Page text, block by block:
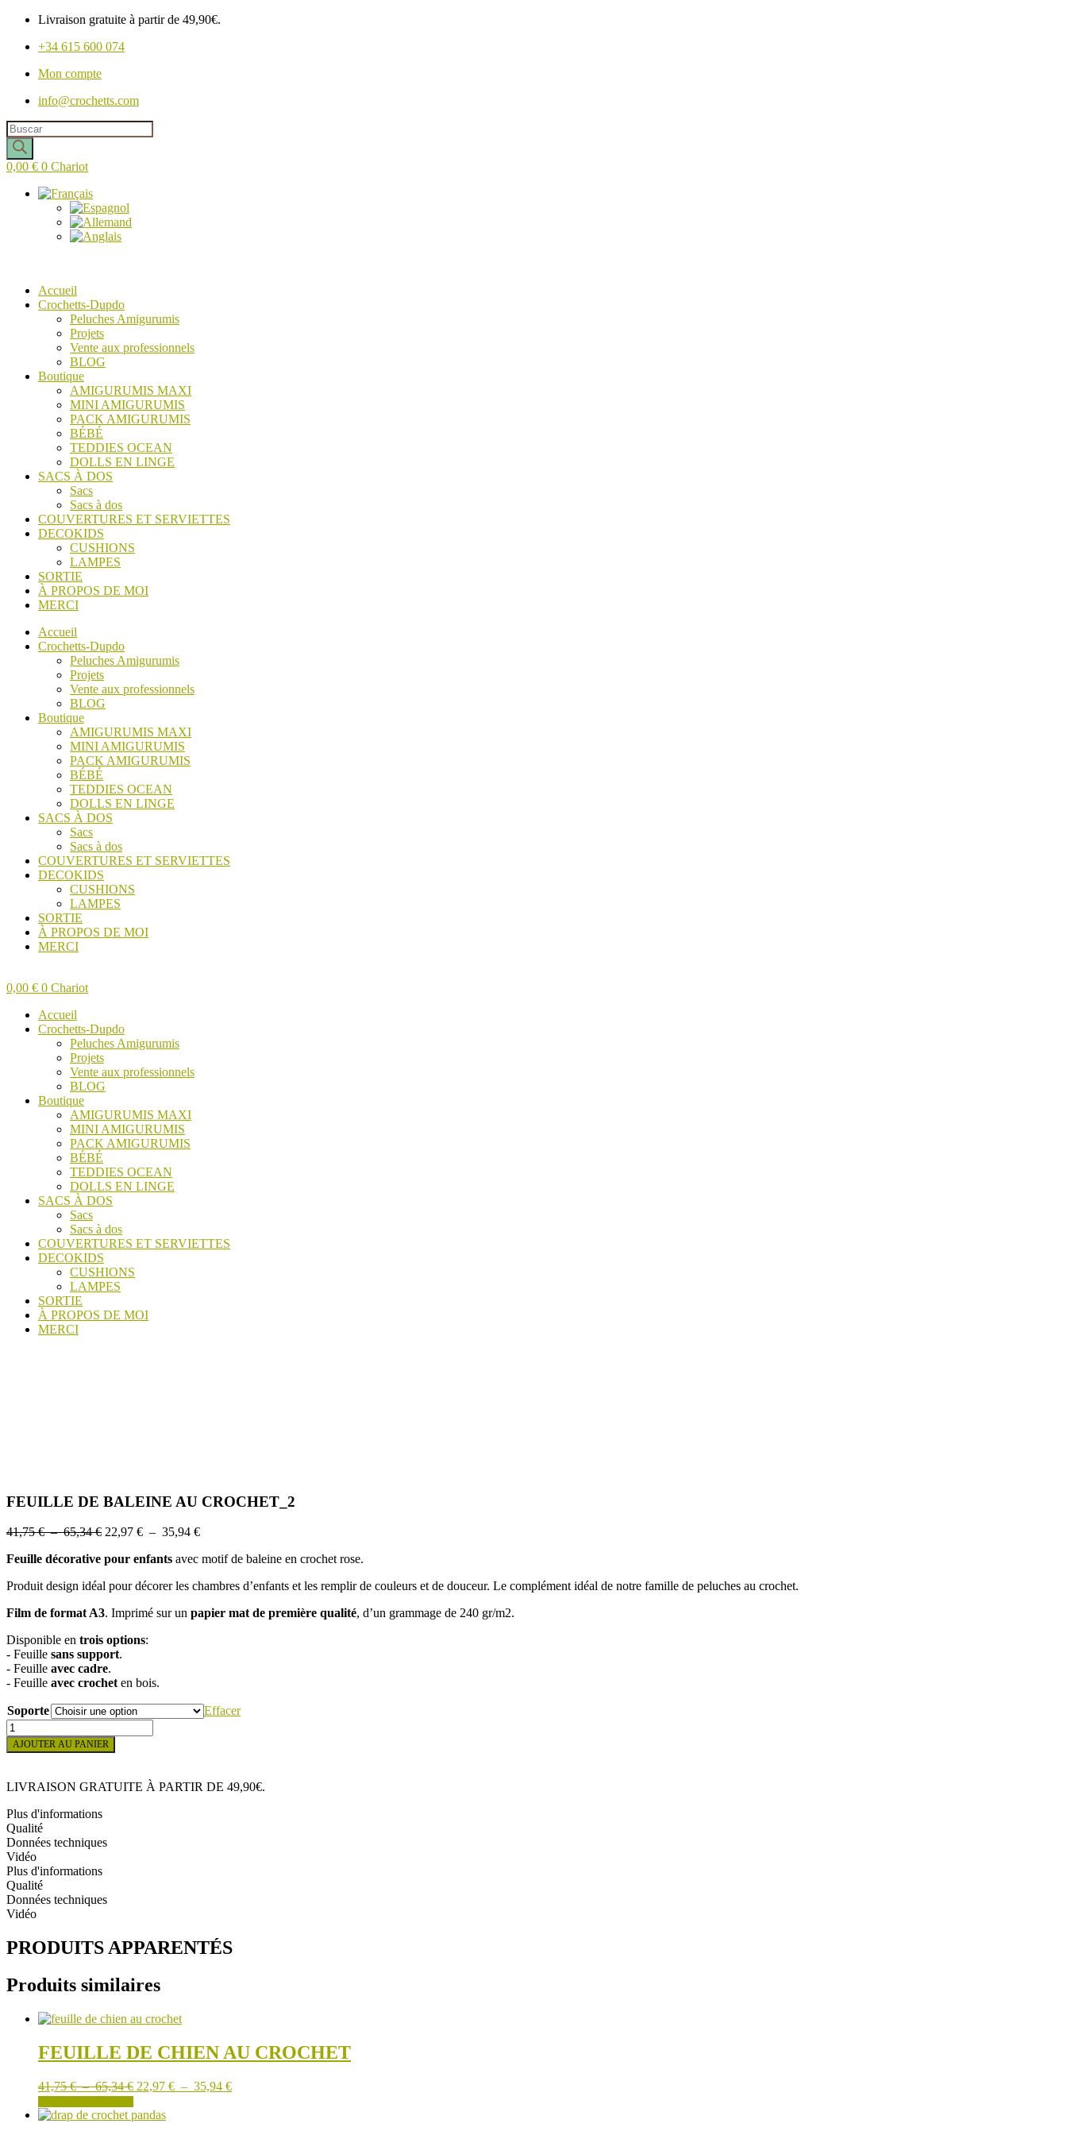
Livraison gratuite à partir de 49,90€.
+34 615 600 074
Mon compte
info@crochetts.com
Recherche
de
produits
0,00 € 0 Chariot
Accueil
Crochetts-Dupdo
Peluches Amigurumis
Projets
Vente aux professionnels
BLOG
Boutique
AMIGURUMIS MAXI
MINI AMIGURUMIS
PACK AMIGURUMIS
BÉBÉ
TEDDIES OCEAN
DOLLS EN LINGE
SACS À DOS
Sacs
Sacs à dos
COUVERTURES ET SERVIETTES
DECOKIDS
CUSHIONS
LAMPES
SORTIE
À PROPOS DE MOI
MERCI
Accueil
Crochetts-Dupdo
Peluches Amigurumis
Projets
Vente aux professionnels
BLOG
Boutique
AMIGURUMIS MAXI
MINI AMIGURUMIS
PACK AMIGURUMIS
BÉBÉ
TEDDIES OCEAN
DOLLS EN LINGE
SACS À DOS
Sacs
Sacs à dos
COUVERTURES ET SERVIETTES
DECOKIDS
CUSHIONS
LAMPES
SORTIE
À PROPOS DE MOI
MERCI
0,00 € 0 Chariot
Accueil
Crochetts-Dupdo
Peluches Amigurumis
Projets
Vente aux professionnels
BLOG
Boutique
AMIGURUMIS MAXI
MINI AMIGURUMIS
PACK AMIGURUMIS
BÉBÉ
TEDDIES OCEAN
DOLLS EN LINGE
SACS À DOS
Sacs
Sacs à dos
COUVERTURES ET SERVIETTES
DECOKIDS
CUSHIONS
LAMPES
SORTIE
À PROPOS DE MOI
MERCI
FEUILLE DE BALEINE AU CROCHET_2
41,75€ – 65,34€Plage
prix :
à
22,97 € – 35,94 €Plage
prix :
à
Feuille décorative pour enfants avec motif de baleine en crochet rose.
Produit design idéal pour décorer les chambres d’enfants et les remplir de couleurs et de douceur. Le complément idéal de notre famille de peluches au crochet.
Film de format A3. Imprimé sur un papier mat de première qualité, d’un grammage de 240 gr/m2.
Disponible en trois options:
- Feuille sans support.
- Feuille avec cadre.
- Feuille avec crocheten bois.
Soporte
Effacer
quantité
de
FEUILLE
BALEINE
CROCHET_2
AJOUTER AU PANIER
LIVRAISON GRATUITE À PARTIR DE 49,90€.
Plus d'informations
Qualité
Données techniques
Vidéo
Plus d'informations
Qualité
Données techniques
Vidéo
PRODUITS APPARENTÉS
Produits similaires
FEUILLE DE CHIEN AU CROCHET
41,75€ – 65,34€Plage
de
prix :
22,97 € – 35,94 €Plage
Ce
produit